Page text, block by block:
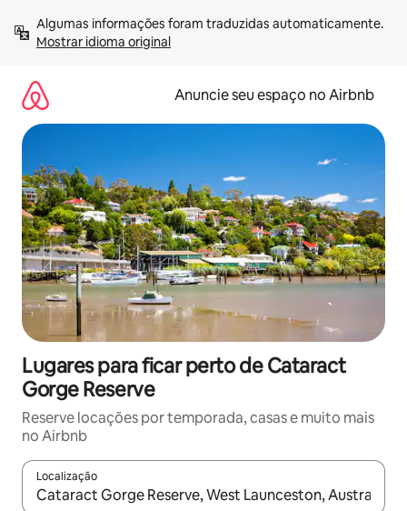
para
Mostrar idioma original
Anuncie seu espaço no Airbnb
Lugares para ficar perto de Cataract
Gorge Reserve
Reserve locações por temporada, casas e muito mais
no Airbnb
Localização
Quando os resultados estiverem disponíveis, explore-os